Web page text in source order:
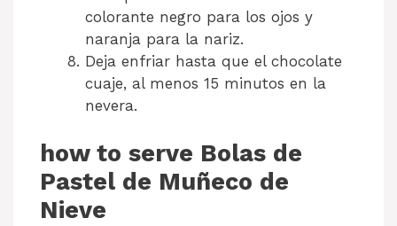
colorante negro para los ojos y
naranja para la nariz.
Deja enfriar hasta que el chocolate
cuaje, al menos 15 minutos en la
nevera.
how to serve Bolas de
Pastel de Muñeco de
Nieve